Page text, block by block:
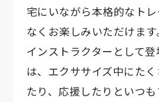
宅にいながら本格的なト
なくお楽しみいただけます
インストラクターとして
は、エクササイズ中にた
たり、応援したりといつ